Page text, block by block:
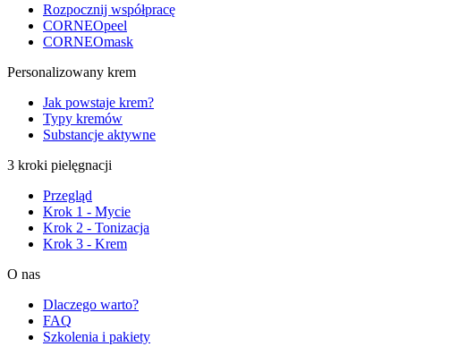
Rozpocznij współpracę
CORNEOpeel
CORNEOmask
Personalizowany krem
Jak powstaje krem?
Typy kremów
Substancje aktywne
3 kroki pielęgnacji
Przegląd
Krok 1 - Mycie
Krok 2 - Tonizacja
Krok 3 - Krem
O nas
Dlaczego warto?
FAQ
Szkolenia i pakiety